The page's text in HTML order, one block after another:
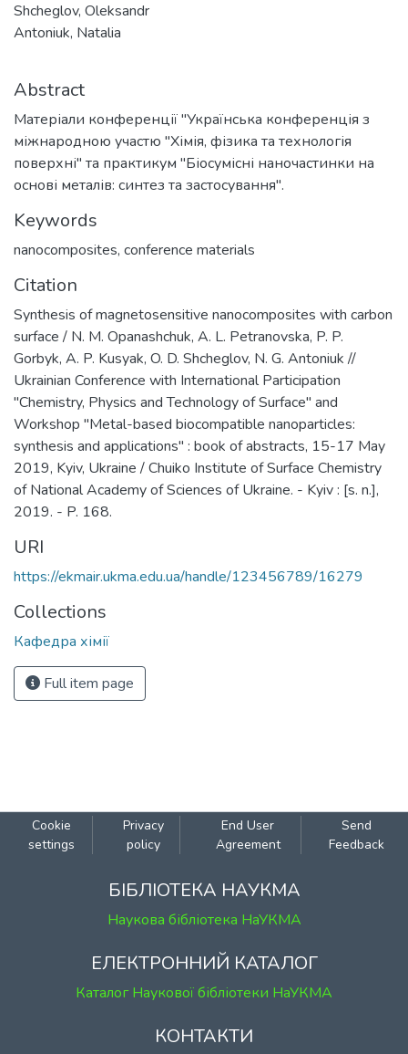
Shcheglov, Oleksandr
Antoniuk, Natalia
Abstract
Матеріали конференції "Українська конференція з
міжнародною участю "Хімія, фізика та технологія
поверхні" та практикум "Біосумісні наночастинки на
основі металів: синтез та застосування".
Keywords
nanocomposites, conference materials
Citation
Synthesis of magnetosensitive nanocomposites with carbon
surface / N. М. Opanashchuk, A. L. Petranovska, P. P.
Gorbyk, A. P. Kusyak, O. D. Shcheglov, N. G. Antoniuk //
Ukrainian Conference with International Participation
"Chemistry, Physics and Technology of Surface" and
Workshop "Metal-based biocompatible nanoparticles:
synthesis and applications" : book of abstracts, 15-17 May
2019, Kyiv, Ukraine / Chuiko Institute of Surface Chemistry
of National Academy of Sciences of Ukraine. - Kyiv : [s. n.],
2019. - P. 168.
URI
https://ekmair.ukma.edu.ua/handle/123456789/16279
Collections
Кафедра хімії
Full item page
Cookie
settings
Privacy
policy
End User
Agreement
Send
Feedback
БІБЛІОТЕКА НАУКМА
Наукова бібліотека НаУКМА
ЕЛЕКТРОННИЙ КАТАЛОГ
Каталог Наукової бібліотеки НаУКМА
КОНТАКТИ